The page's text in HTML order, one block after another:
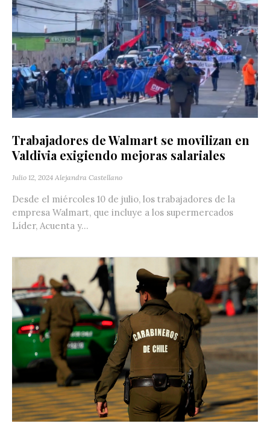
Trabajadores de Walmart se movilizan en
Valdivia exigiendo mejoras salariales
Julio 12, 2024 Alejandra Castellano
Desde el miércoles 10 de julio, los trabajadores de la
empresa Walmart, que incluye a los supermercados
Líder, Acuenta y...